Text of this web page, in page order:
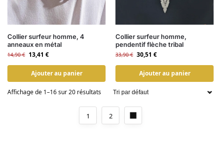
Collier surfeur homme, 4
anneaux en métal
14,90€ 13,41 €
Ajouter au panier
Collier surfeur homme,
pendentif flèche tribal
33,90€ 30,51 €
Ajouter au panier
Affichage de 1–16 sur 20 résultats
1 2